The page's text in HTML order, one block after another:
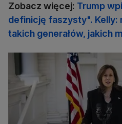
Zobacz więcej: Trump
definicję faszysty". Kelly:
takich generałów, jakich